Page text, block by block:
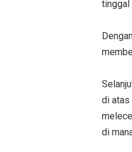
tinggal
di atas
di